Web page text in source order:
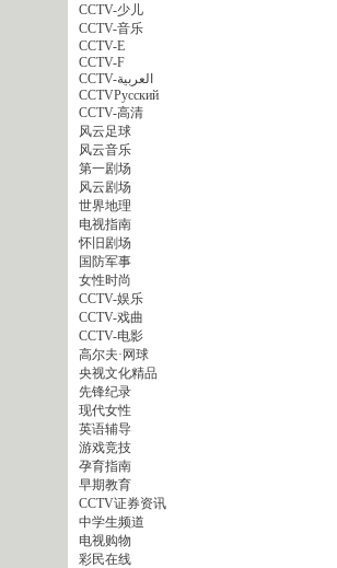
CCTV-少儿
CCTV-音乐
CCTV-E
CCTV-F
CCTV-العربية
CCTVPусский
CCTV-高清
风云足球
风云音乐
第一剧场
风云剧场
世界地理
电视指南
怀旧剧场
国防军事
女性时尚
CCTV-娱乐
CCTV-戏曲
CCTV-电影
高尔夫·网球
央视文化精品
先锋纪录
现代女性
英语辅导
游戏竞技
孕育指南
早期教育
CCTV证券资讯
中学生频道
电视购物
彩民在线